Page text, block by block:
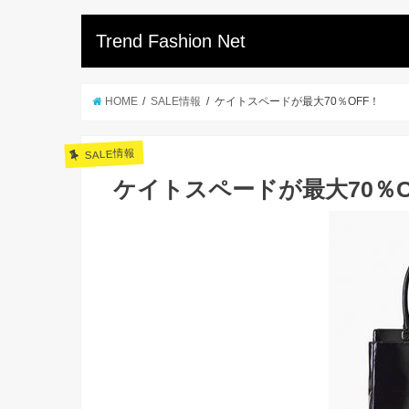
Trend Fashion Net
HOME SALE情報 ケイトスペードが最大70％OFF！
SALE情報
ケイトスペードが最大70％